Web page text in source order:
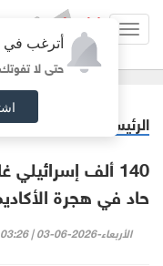
أترغب في
حتى لا تفوتك
الرئيسية
حاد في هجرة
الأربعاء-2026-06-03 | 03:26 pm